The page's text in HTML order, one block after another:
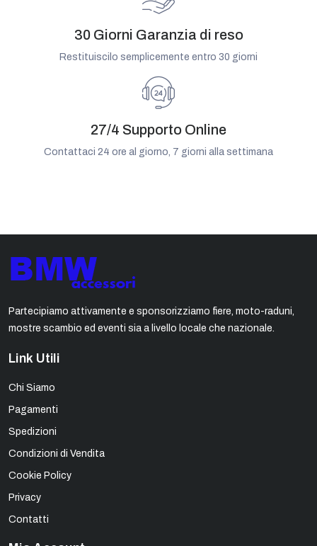
30 Giorni Garanzia di reso
Restituiscilo semplicemente entro 30 giorni
27/4 Supporto Online
Contattaci 24 ore al giorno, 7 giorni alla settimana
Partecipiamo attivamente e sponsorizziamo fiere, moto-raduni,
mostre scambio ed eventi sia a livello locale che nazionale.
Link Utili
Chi Siamo
Pagamenti
Spedizioni
Condizioni di Vendita
Cookie Policy
Privacy
Contatti